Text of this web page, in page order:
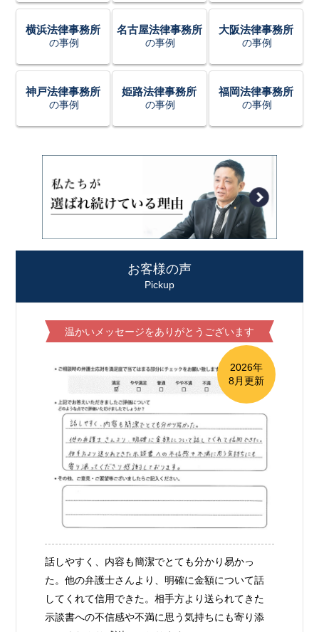
横浜法律事務所
の事例
名古屋法律事務所
の事例
大阪法律事務所
の事例
神戸法律事務所
の事例
姫路法律事務所
の事例
福岡法律事務所
の事例
お客様の声
Pickup
温かいメッセージをありがとうございます
2026年
8月更新
話しやすく、内容も簡潔でとても分かり易かっ
た。他の弁護士さんより、明確に金額について話
してくれて信用できた。相手方より送られてきた
示談書への不信感や不満に思う気持ちにも寄り添